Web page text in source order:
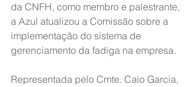
da CNFH, como membro e palestrante,
a Azul atualizou a Comissão sobre a
implementação do sistema de
gerenciamento da fadiga na empresa.
Representada pelo Cmte. Caio Garcia,